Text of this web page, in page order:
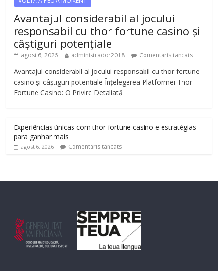
Avantajul considerabil al jocului
responsabil cu thor fortune casino și
câștiguri potențiale
agost 6, 2026 administrador2018 Comentaris tancats
Avantajul considerabil al jocului responsabil cu thor fortune
casino și câștiguri potențiale Înțelegerea Platformei Thor
Fortune Casino: O Privire Detaliată
Experiências únicas com thor fortune casino e estratégias
para ganhar mais
agost 6, 2026 Comentaris tancats